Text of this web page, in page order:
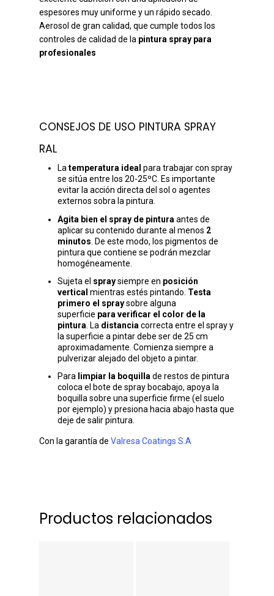
espesores muy uniforme y un rápido secado.
Aerosol de gran calidad, que cumple todos los
controles de calidad de la pintura spray para
profesionales
CONSEJOS DE USO PINTURA SPRAY
RAL
Latemperatura ideal para trabajar con spray
se sitúa entre los 20-25ºC. Es importante
evitar la acción directa del sol o agentes
externos sobra la pintura.
Agita bien el spray de pintura antes de
aplicar su contenido durante al menos 2
minutos . De este modo, los pigmentos de
pintura que contiene se podrán mezclar
homogéneamente.
Sujeta el spraysiempre en posición
vertical mientras estés pintando. Testa
primero el spraysobre alguna
superficie para verificar el color de la
pintura . La distancia correcta entre el spray y
la superficie a pintar debe ser de 25 cm
aproximadamente. Comienza siempre a
pulverizar alejado del objeto a pintar.
Para limpiar la boquilla de restos de pintura
coloca el bote de spray bocabajo, apoya la
boquilla sobre una superficie firme (el suelo
por ejemplo) y presiona hacia abajo hasta que
deje de salir pintura.
Con la garantía de Valresa Coatings S.A
Productos relacionados